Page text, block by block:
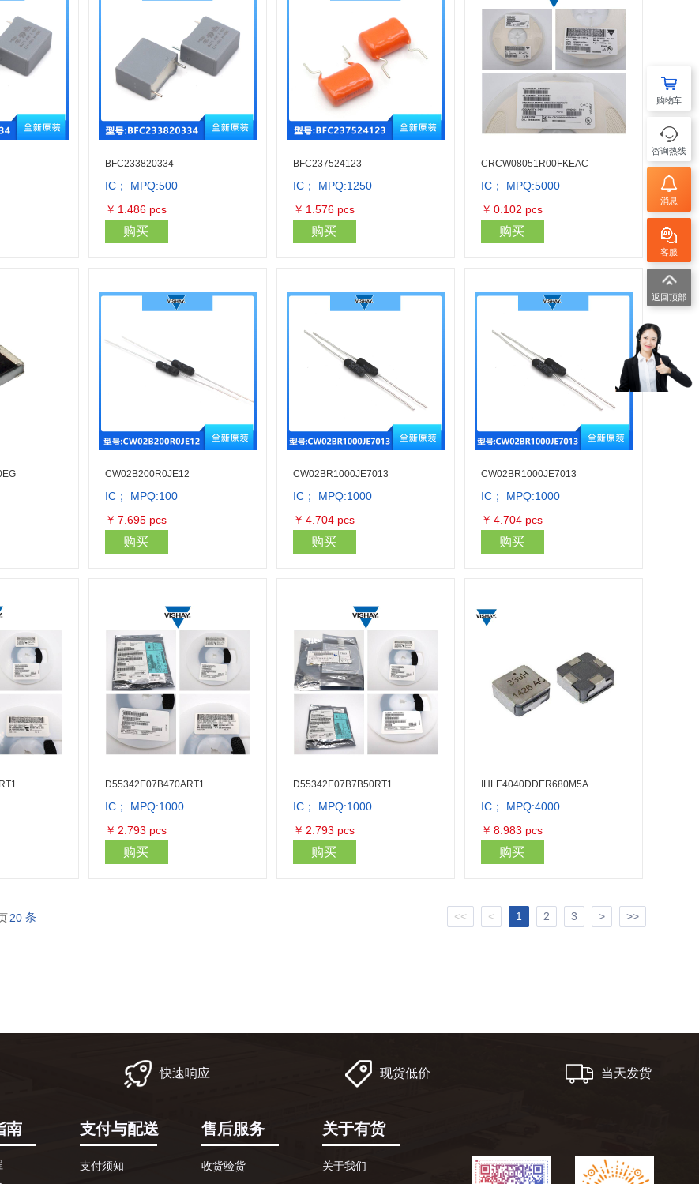
购物车
咨询热线
消息
客服
返回顶部
库存量：11000
BFC233820334
IC； MPQ:500
库存量：11000
￥ 1.486 pcs
购买
BFC237524123
IC； MPQ:1250
库存量：6250
￥ 1.576 pcs
购买
CRCW08051R00FKEAC
IC； MPQ:5000
库存量：
￥ 0.102 pcs
购买
库存量：96000
CW02B200R0JE12
IC； MPQ:100
库存量：4000
￥ 7.695 pcs
购买
CW02BR1000JE7013
IC； MPQ:1000
库存量：2000
￥ 4.704 pcs
购买
CW02BR1000JE7013
IC； MPQ:1000
￥ 4.704 pcs
购买
库存量：1000
D55342E07B470ART1
IC； MPQ:1000
库存量：1000
￥ 2.793 pcs
购买
D55342E07B7B50RT1
IC； MPQ:1000
库存量：1000
￥ 2.793 pcs
购买
IHLE4040DDER680M5A
IC； MPQ:4000
￥ 8.983 pcs
购买
20 条 << < 1 2 3 > >>
快速响应 现货低价 当天发货
南 支付与配送
支付须知
售后服务
收货验货
关于有货
关于我们